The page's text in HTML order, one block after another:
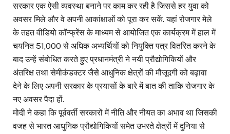
सरकार एक ऐसी व्यवस्था बनाने पर काम कर रही है जिससे हर युवा को
अवसर मिले और वे अपनी आकांक्षाओं को पूरा कर सकें. यहां रोजगार मेले
के तहत वीडियो कॉन्फ्रेंस के माध्यम से आयोजित एक कार्यक्रम में हाल में
चयनित 51,000 से अधिक अभ्यर्थियों को नियुक्ति पत्र वितरित करने के
बाद उन्हें संबोधित करते हुए प्रधानमंत्री ने नयी प्रौद्योगिकियों और
अंतरिक्ष तथा सेमीकंडक्टर जैसे आधुनिक क्षेत्रों की मौजूदगी को बढ़ावा
देने के लिए अपनी सरकार के प्रयासों के बारे में बात की ताकि रोजगार के
नए अवसर पैदा हों.
मोदी ने कहा कि पूर्ववर्ती सरकारों में नीति और नीयत का अभाव था जिसकी
वजह से भारत आधुनिक प्रौद्योगिकियों समेत उभरते क्षेत्रों में दुनिया से